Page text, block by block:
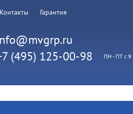
Контакты Гарантия
(495) 125-00-98 ПН - ПТ с 9